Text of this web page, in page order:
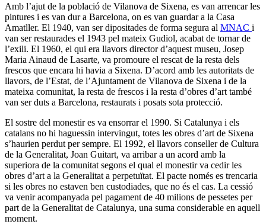
Amb l’ajut de la població de Vilanova de Sixena, es van arrencar les
pintures i es van dur a Barcelona, on es van guardar a la Casa
Amatller. El 1940, van ser dipositades de forma segura al MNAC i
van ser restaurades el 1943 pel mateix Gudiol, acabat de tornar de
l’exili. El 1960, el qui era llavors director d’aquest museu, Josep
Maria Ainaud de Lasarte, va promoure el rescat de la resta dels
frescos que encara hi havia a Sixena. D’acord amb les autoritats de
llavors, de l’Estat, de l’Ajuntament de Vilanova de Sixena i de la
mateixa comunitat, la resta de frescos i la resta d’obres d’art també
van ser duts a Barcelona, restaurats i posats sota protecció.
El sostre del monestir es va ensorrar el 1990. Si Catalunya i els
catalans no hi haguessin intervingut, totes les obres d’art de Sixena
s’haurien perdut per sempre. El 1992, el llavors conseller de Cultura
de la Generalitat, Joan Guitart, va arribar a un acord amb la
superiora de la comunitat segons el qual el monestir va cedir les
obres d’art a la Generalitat a perpetuïtat. El pacte només es trencaria
si les obres no estaven ben custodiades, que no és el cas. La cessió
va venir acompanyada pel pagament de 40 milions de pessetes per
part de la Generalitat de Catalunya, una suma considerable en aquell
moment.